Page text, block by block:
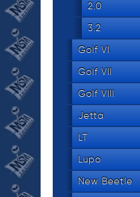
2.0
3.2
Golf VI
Golf VII
Golf VIII
Jetta
LT
Lupo
New Beetle